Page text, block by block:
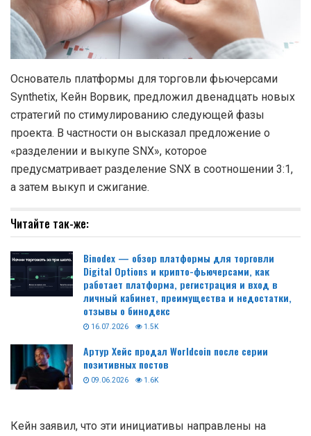
Основатель платформы для торговли фьючерсами
Synthetix, Кейн Ворвик, предложил двенадцать новых
стратегий по стимулированию следующей фазы
проекта. В частности он высказал предложение о
«разделении и выкупе SNX», которое
предусматривает разделение SNX в соотношении 3:1,
а затем выкуп и сжигание.
Читайте так-же:
Binodex — обзор платформы для торговли
Digital Options и крипто-фьючерсами, как
работает платформа, регистрация и вход в
личный кабинет, преимущества и недостатки,
отзывы о бинодекс
16.07.2026 1.5K
Артур Хейс продал Worldcoin после серии
позитивных постов
09.06.2026 1.6K
Кейн заявил, что эти инициативы направлены на